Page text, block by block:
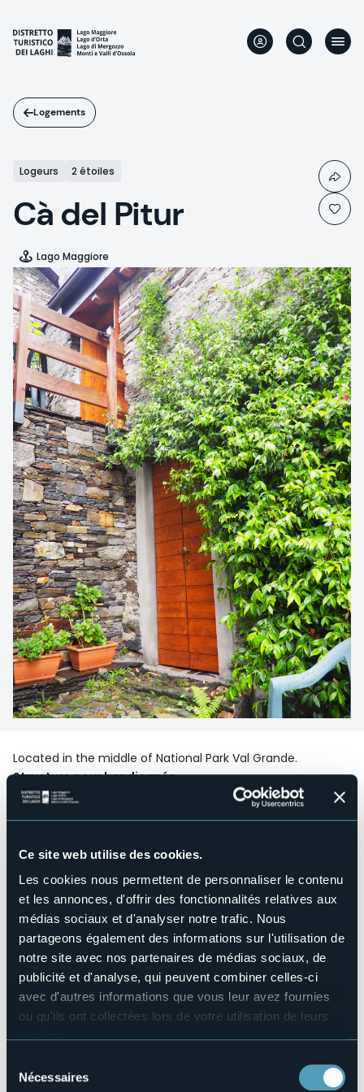
Ce site web utilise des cookies.
Les cookies nous permettent de personnaliser le contenu
et les annonces, d'offrir des fonctionnalités relatives aux
médias sociaux et d'analyser notre trafic. Nous
partageons également des informations sur l'utilisation de
notre site avec nos partenaires de médias sociaux, de
publicité et d'analyse, qui peuvent combiner celles-ci
avec d'autres informations que vous leur avez fournies
ou qu'ils ont collectées lors de votre utilisation de leurs
manière de les gérer et de les supprimer,
cliquez ici
Nécessaires
contenu
principal
Logements
Logeurs 2 étoiles
Cà del Pitur
Lago Maggiore
Located in the middle of National Park Val Grande.
Structure pour handicapés
No
Salles de conférences
Piscine
No
Sì
Nombres de chambres
Nombres de lits
E-mail
Site Internet